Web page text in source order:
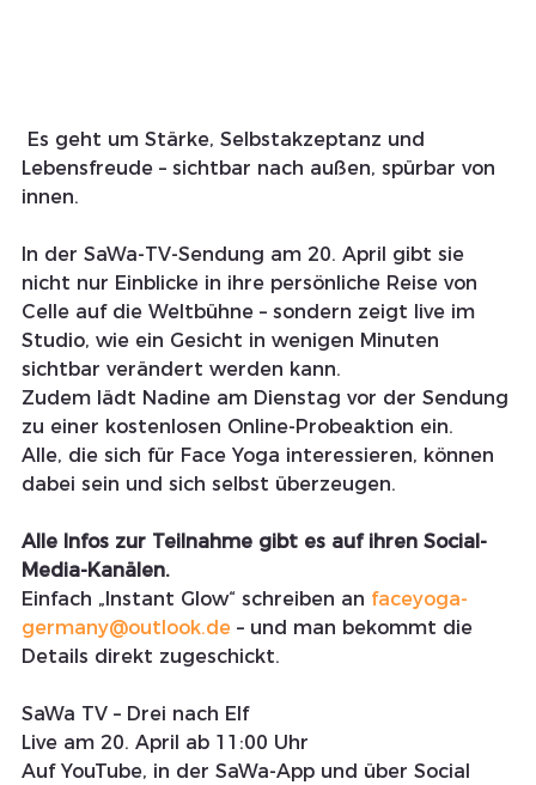
Lebensfreude – sichtbar nach außen, spürbar von
innen.
In der SaWa-TV-Sendung am 20. April gibt sie
nicht nur Einblicke in ihre persönliche Reise von
Celle auf die Weltbühne – sondern zeigt live im
Studio, wie ein Gesicht in wenigen Minuten
sichtbar verändert werden kann.
Zudem lädt Nadine am Dienstag vor der Sendung
zu einer kostenlosen Online-Probeaktion ein.
Alle, die sich für Face Yoga interessieren, können
dabei sein und sich selbst überzeugen.
Alle Infos zur Teilnahme gibt es auf ihren Social-
Media-Kanälen.
Einfach „Instant Glow“ schreiben an faceyoga-
germany@outlook.de – und man bekommt die
Details direkt zugeschickt.
SaWa TV – Drei nach Elf
Live am 20. April ab 11:00 Uhr
Auf YouTube, in der SaWa-App und über Social